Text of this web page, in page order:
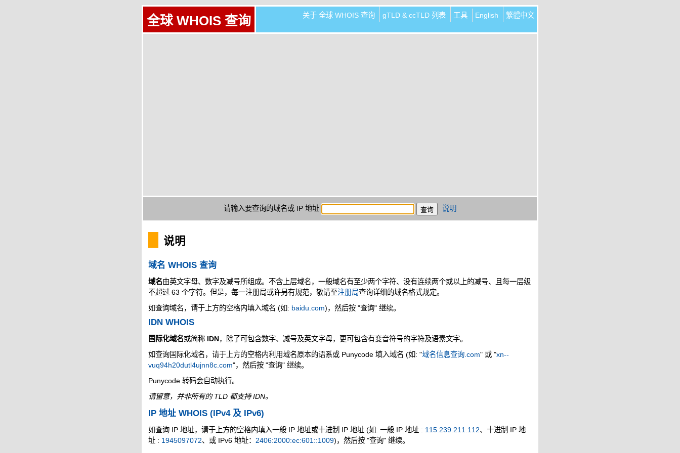
全球 WHOIS 查询 关于 全球 WHOIS 查询 gTLD & ccTLD 列表 工具 English 繁體中文
请输入要查询的域名或 IP 地址 说明
说明
域名 WHOIS 查询
域名由英文字母、数字及减号所组成。不含上层域名，一般域名有至少两个字符、没有连续两个或以上的减号、且每一层级
不超过 63 个字符。但是，每一注册局或许另有规范，敬请至注册局查询详细的域名格式规定。
如查询域名，请于上方的空格内填入域名 (如: baidu.com)，然后按 "查询" 继续。
IDN WHOIS
国际化域名或简称 IDN，除了可包含数字、减号及英文字母，更可包含有变音符号的字符及语素文字。
如查询国际化域名，请于上方的空格内利用域名原本的语系或 Punycode 填入域名 (如: "域名信息查询.com" 或 "xn--
vuq94h20dutl4ujnn8c.com"，然后按 "查询" 继续。
Punycode 转码会自动执行。
请留意，并非所有的 TLD 都支持 IDN。
IP 地址 WHOIS (IPv4 及 IPv6)
如查询 IP 地址，请于上方的空格内填入一般 IP 地址或十进制 IP 地址 (如: 一般 IP 地址 : 115.239.211.112、十进制 IP 地
址 : 1945097072、或 IPv6 地址： 2406:2000:ec:601::1009)，然后按 "查询" 继续。